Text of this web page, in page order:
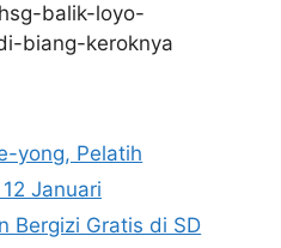
balik-loyo-
biang-keroknya
yong, Pelatih
Januari
Bergizi Gratis di SD